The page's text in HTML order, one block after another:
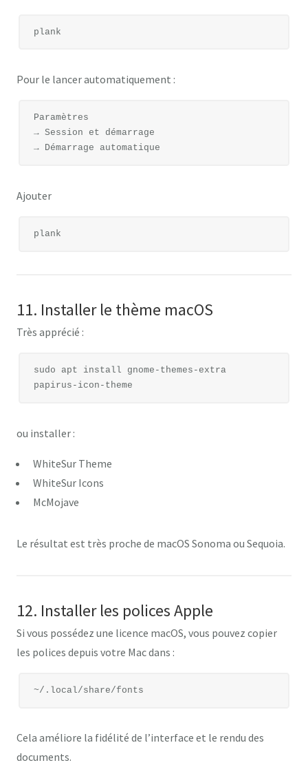
Pour le lancer automatiquement :
Paramètres
→ Session et démarrage
Ajouter
11. Installer le thème macOS
Très apprécié :
sudo apt install gnome-themes-extra
ou installer :
WhiteSur Theme
WhiteSur Icons
McMojave
Le résultat est très proche de macOS Sonoma ou Sequoia.
12. Installer les polices Apple
Si vous possédez une licence macOS, vous pouvez copier
les polices depuis votre Mac dans :
Cela améliore la fidélité de l’interface et le rendu des
documents.